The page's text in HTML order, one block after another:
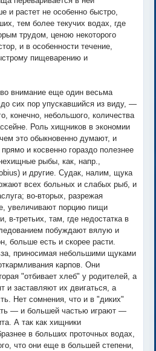
и растет не особенно быстро,
тем более текучих водах, где
трудом, ценою некоторого
и в особенности течение,
пищеварению и
внимание еще один весьма
сих пор упускавшийся из виду, —
конечно, небольшого, количества
Роль хищников в экономии
это обыкновенно думают, и
и косвенно гораздо полезнее
рыбы, как, напр.,
и другие. Судак, налим, щука
всех больных и слабых рыб, и
во-вторых, разрежая
увеличивают порцию пищи
в-третьих, там, где недостатка в
побуждают вялую и
больше есть и скорее расти.
приносимая небольшими щуками
карпов. Они
"отбивает хлеб" у родителей, а
и заставляют их двигаться, а
Нет сомнения, что и в "диких"
— и большей частью играют —
А так как хищники
в больших проточных водах,
что они еще в большей степени,